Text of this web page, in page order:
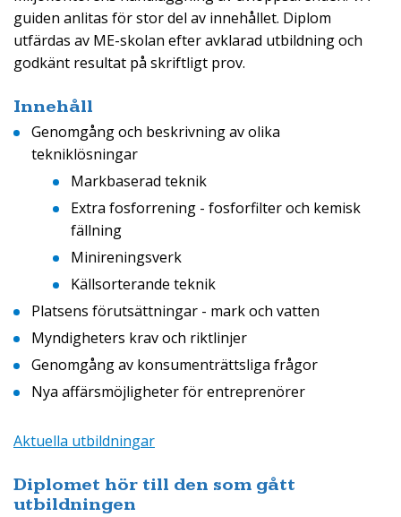
guiden anlitas för stor del av innehållet. Diplom
utfärdas av ME-skolan efter avklarad utbildning och
godkänt resultat på skriftligt prov.
Innehåll
Genomgång och beskrivning av olika
tekniklösningar
Markbaserad teknik
Extra fosforrening - fosforfilter och kemisk
fällning
Minireningsverk
Källsorterande teknik
Platsens förutsättningar - mark och vatten
Myndigheters krav och riktlinjer
Genomgång av konsumenträttsliga frågor
Nya affärsmöjligheter för entreprenörer
Aktuella utbildningar
Diplomet hör till den som gått
utbildningen